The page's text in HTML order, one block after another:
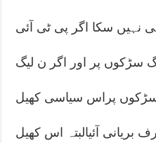
نہیں سکا اگر پی ٹی آئی
سڑکوں پر اور اگر ن لیگ
پراس سیاسی کھیل
آئیالبتہ اس کھیل